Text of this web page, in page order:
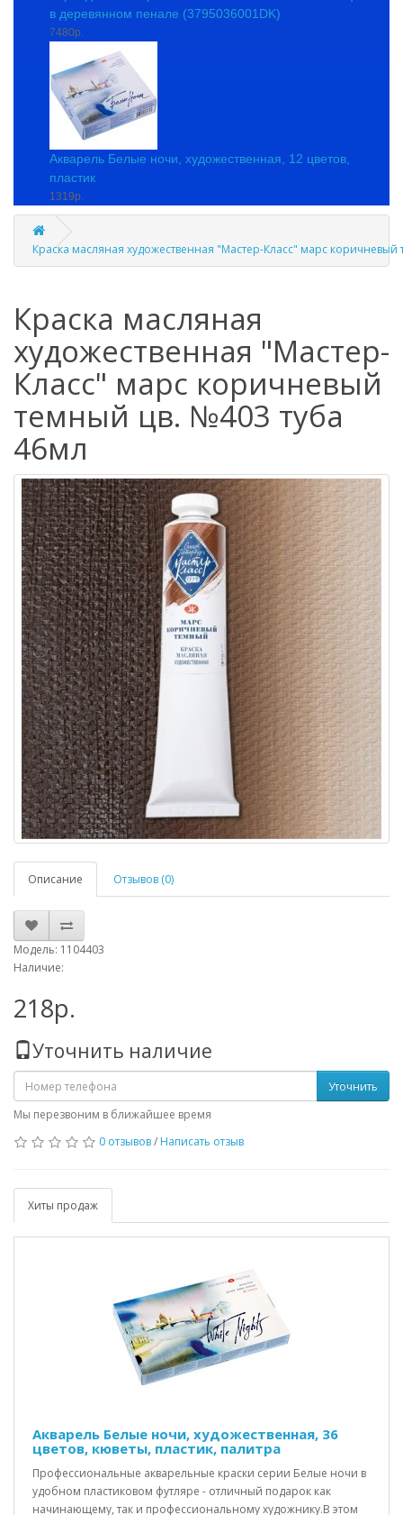
в деревянном пенале (3795036001DK)
7480р.
Акварель Белые ночи, художественная, 12 цветов,
пластик
1319р.
Краска масляная художественная "Мастер-Класс" марс
Краска масляная
художественная "Мастер-
Класс" марс коричневый
темный цв. №403 туба
46мл
Описание Отзывов (0)
Модель: 1104403
Наличие:
218р.
Уточнить наличие
Уточнить
Мы перезвоним в ближайшее время
0 отзывов/ Написать отзыв
Хиты продаж
Акварель Белые ночи, художественная, 36
цветов, кюветы, пластик, палитра
Профессиональные акварельные краски серии Белые ночи в
удобном пластиковом футляре - отличный подарок как
начинающему, так и профессиональному художнику.В этом